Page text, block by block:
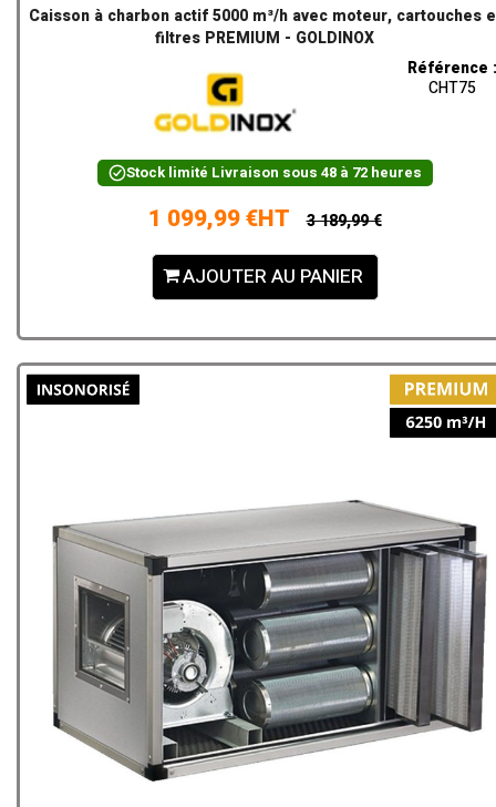
Caisson à charbon actif 5000 m³/h avec moteur, cartouches
filtres PREMIUM - GOLDINOX
Référence :
CHT75
Stock limité Livraison sous 48 à 72 heures
1 099,99 €HT 3 189,99 €
AJOUTER AU PANIER